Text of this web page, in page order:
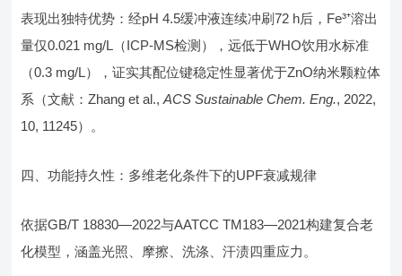
表现出独特优势：经pH 4.5缓冲液连续冲刷72 h后，Fe³⁺溶出
量仅0.021 mg/L（ICP-MS检测），远低于WHO饮用水标准
（0.3 mg/L），证实其配位键稳定性显著优于ZnO纳米颗粒体
系（文献：Zhang et al.,ACS Sustainable Chem. Eng., 2022,
10, 11245）。
四、功能持久性：多维老化条件下的UPF衰减规律
依据GB/T 18830—2022与AATCC TM183—2021构建复合老
化模型，涵盖光照、摩擦、洗涤、汗渍四重应力。